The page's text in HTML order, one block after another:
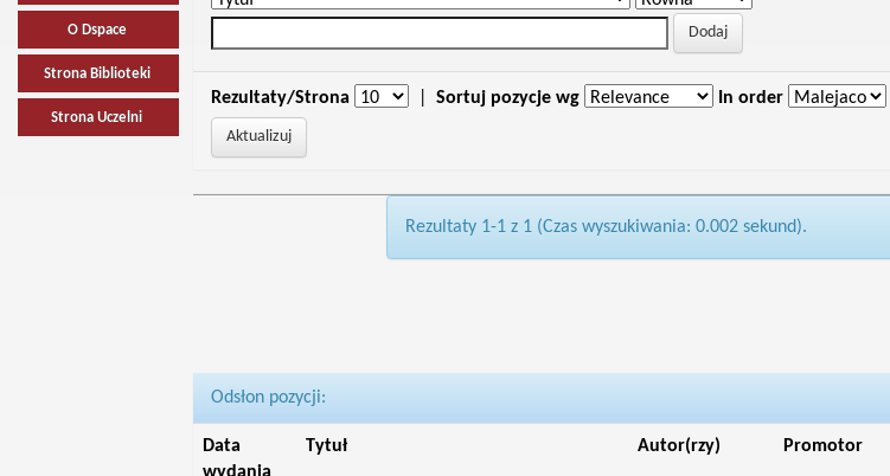
O Dspace
Strona Biblioteki
Strona Uczelni
Rezultaty/Strona Sortuj pozycje wg In order
Rezultaty 1-1 z 1 (Czas wyszukiwania: 0.002 sekund).
Odsłon pozycji:
Data
Tytuł Autor(rzy) Promotor